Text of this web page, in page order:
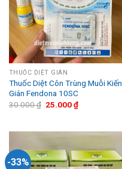
THUỐC DIỆT GIÁN
Thuốc Diệt Côn Trùng Muỗi Kiến
Gián Fendona 10SC
30.000₫ 25.000₫
-33%